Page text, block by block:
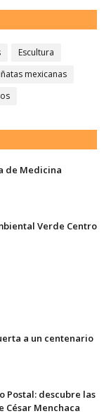
Escultura
mexicanas
de Medicina
Verde Centro
a un centenario
Postal: descubre las
César Menchaca